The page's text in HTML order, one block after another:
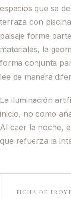
espacios que se
terraza con
paisaje forme
materiales, la
forma conjunta
lee de manera
La iluminación
inicio, no como
Al caer la noche,
que refuerza la
FICHA DE